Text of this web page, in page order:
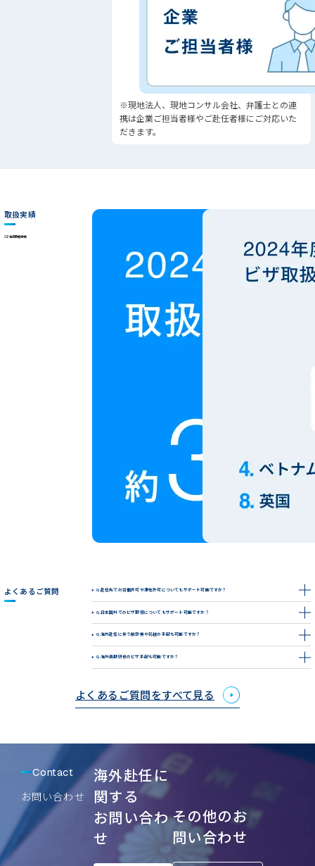
※現地法人、現地コンサル会社、弁護士との連
携は企業ご担当者様やご赴任者様にご対応いた
だきます。
取扱実績
2024年度取扱件数
よくあるご質問 Q.赴任先での労働許可や滞在許可についてもサポート可能ですか？
Q.日本国外でのビザ取得についてもサポート可能ですか？
Q.海外赴任に伴う航空券や引越の手配も可能ですか？
Q.海外長期研修のビザ手配も可能ですか？
よくあるご質問をすべて見る
Contact
お問い合わせ
海外赴任に
関する
お問い合わ
せ
その他のお
問い合わせ